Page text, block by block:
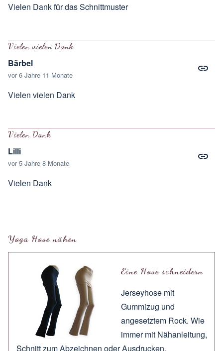
Vielen Dank für das Schnittmuster
Vielen vielen Dank
Bärbel
vor 6 Jahre 11 Monate
Vielen vielen Dank
Vielen Dank
Lilli
vor 5 Jahre 8 Monate
Vielen Dank
Yoga Hose nähen
Eine Hose schneidern
Jerseyhose mit
Gummizug und
angesetztem Rock. Wie
immer mit Nähanleitung,
Schnitt zumAbzeichnen oderAusdrucken.